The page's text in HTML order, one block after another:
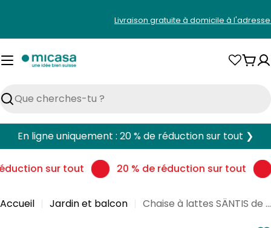
contenu
Livraison gratuite à domicile à
Rechercher
En ligne uniquement : 20 % de réduction sur tout ❯
sur tout 20 % de réduction sur tout
Accueil Jardin et balcon Chaise à lattes SÄNTIS de Schaffner